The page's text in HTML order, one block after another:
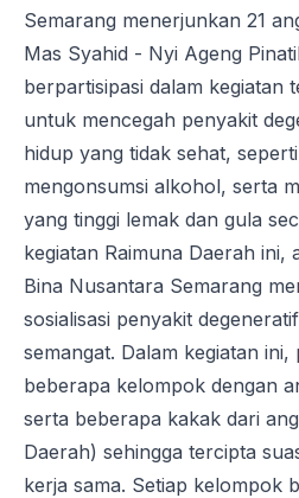
Semarang menerjunkan 21
Mas Syahid - Nyi Ageng
berpartisipasi dalam kegiatan
untuk mencegah penyakit
hidup yang tidak sehat,
mengonsumsi alkohol, serta
yang tinggi lemak dan gula
kegiatan Raimuna Daerah ini,
Bina Nusantara Semarang
sosialisasi penyakit
semangat. Dalam kegiatan ini,
beberapa kelompok dengan
serta beberapa kakak dari
Daerah) sehingga tercipta
kerja sama. Setiap kelompok